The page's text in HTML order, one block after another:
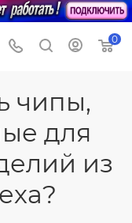
0
чипы,
для
из